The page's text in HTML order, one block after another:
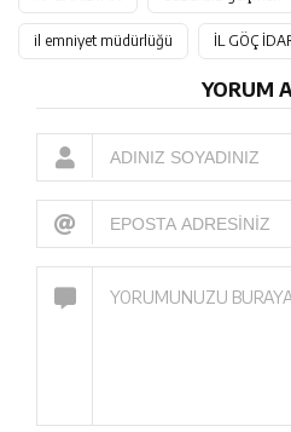
il emniyet müdürlüğü İL GÖÇ
YORUM